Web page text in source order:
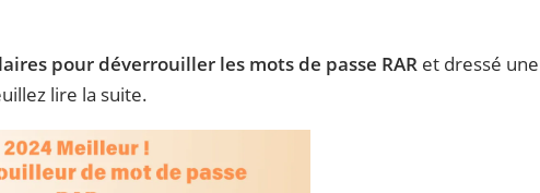
pour déverrouiller les mots de passe RAR et dressé une
lire la suite.